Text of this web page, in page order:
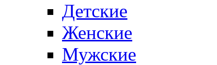
Детские
Женские
Мужские